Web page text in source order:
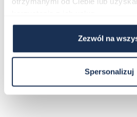
Zezwól na
Spersonalizuj
Mechanizm
BULOVA Classic Sutton Ladies’
zapewnia niezawodność i
kwarcowej, ten zegarek oferuje
czasu.